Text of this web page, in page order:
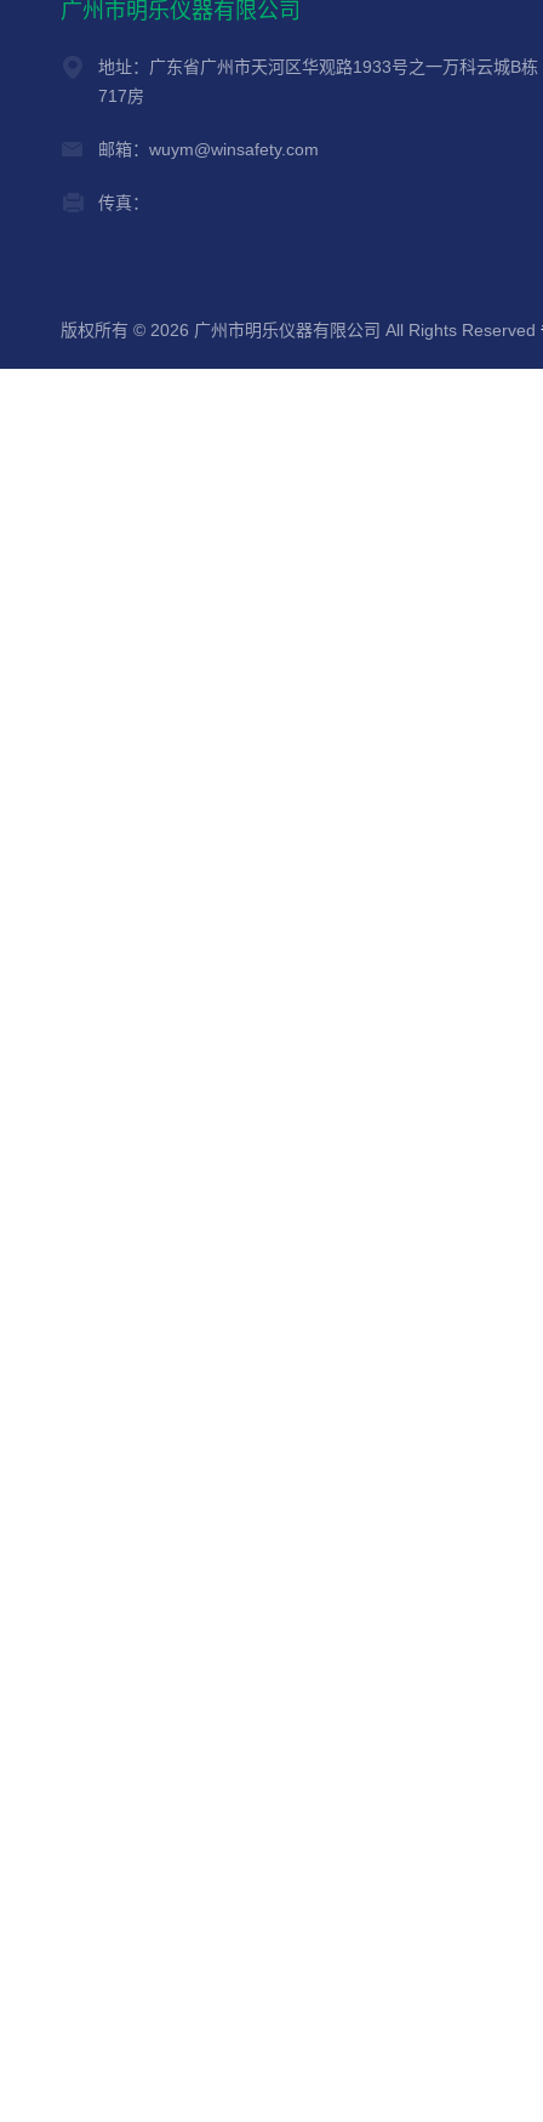
广州市明乐仪器有限公司
地址：广东省广州市天河区华观路1933号之一万科云城B栋
717房
邮箱：wuym@winsafety.com
传真：
版权所有 © 2026 广州市明乐仪器有限公司 All Rights Reserved